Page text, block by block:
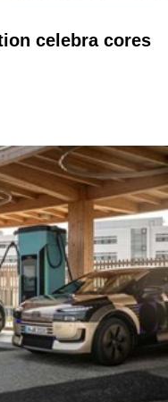
celebra cores